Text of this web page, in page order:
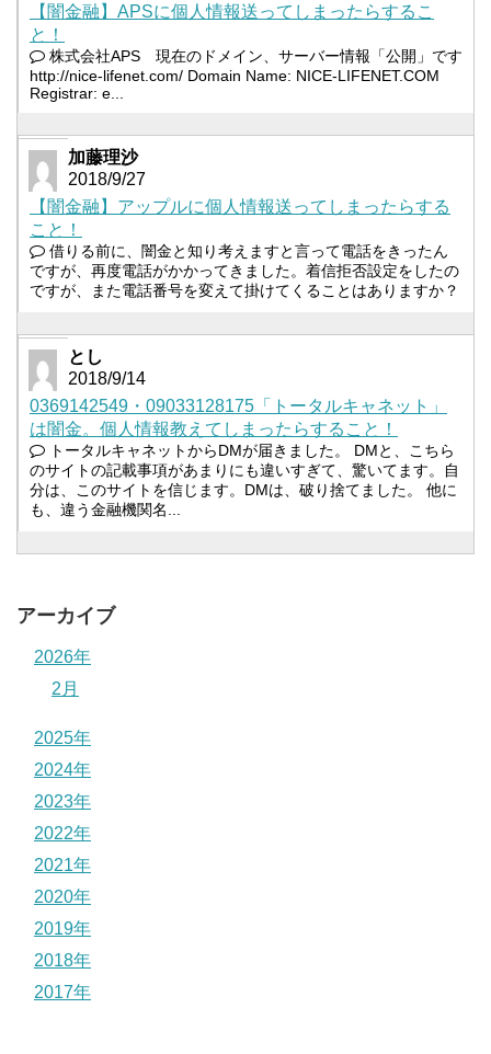
【闇金融】APSに個人情報送ってしまったらするこ
と！
株式会社APS 現在のドメイン、サーバー情報「公開」です
http://nice-lifenet.com/ Domain Name: NICE-LIFENET.COM
Registrar: e...
加藤理沙
2018/9/27
【闇金融】アップルに個人情報送ってしまったらする
こと！
借りる前に、闇金と知り考えますと言って電話をきったん
ですが、再度電話がかかってきました。着信拒否設定をしたの
ですが、また電話番号を変えて掛けてくることはありますか？
とし
2018/9/14
0369142549・09033128175「トータルキャネット」
は闇金。個人情報教えてしまったらすること！
トータルキャネットからDMが届きました。 DMと、こちら
のサイトの記載事項があまりにも違いすぎて、驚いてます。自
分は、このサイトを信じます。DMは、破り捨てました。 他に
も、違う金融機関名...
アーカイブ
2026年
2月
2025年
2024年
2023年
2022年
2021年
2020年
2019年
2018年
2017年